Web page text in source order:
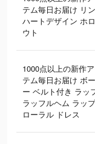
テム毎日お届け リ
ハートデザイン ホ
ウト
1000点以上の新作
テム毎日お届け ボ
ー ベルト付き ラッ
ラッフルヘム ラッ
ローラル ドレス